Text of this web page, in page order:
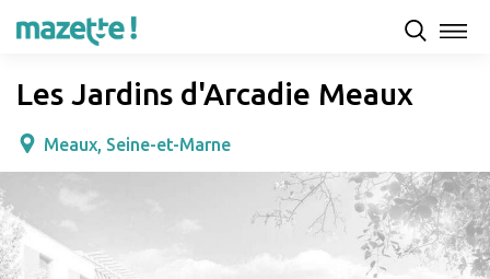
Les Jardins d'Arcadie Meaux
Meaux, Seine-et-Marne